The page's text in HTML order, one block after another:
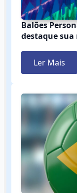
Balões
destaque
Ler Mais